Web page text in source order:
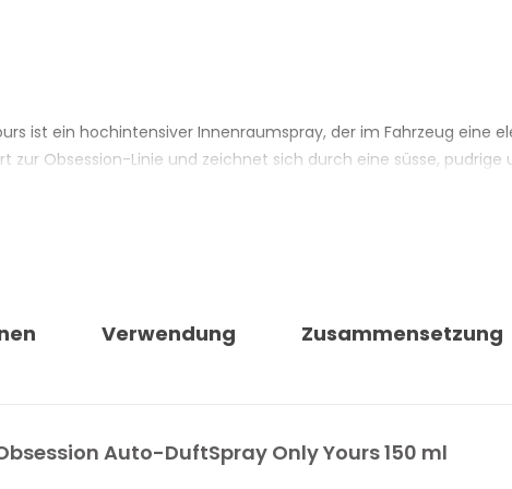
ist ein hochintensiver Innenraumspray, der im Fahrzeug eine
zur Obsession-Linie und zeichnet sich durch eine süsse,
Auftakt mit Geranie und Maiglöckchen eröffnet die
Basis legt sich weich über den Innenraum – intim,
Verwendung Zusammensetzung
Auto-DuftSpray Only Yours 150 ml